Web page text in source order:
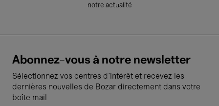
notre actualité
Abonnez-vous à notre newsletter
Sélectionnez vos centres d'intérêt et recevez les
dernières nouvelles de Bozar directement dans votre
boîte mail